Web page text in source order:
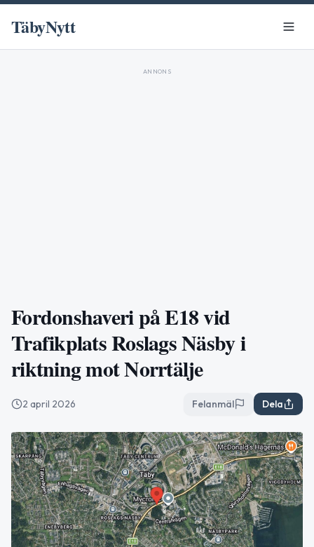
TäbyNytt
ANNONS
Fordonshaveri på E18 vid
Trafikplats Roslags Näsby i
riktning mot Norrtälje
2 april 2026 Felanmäl Dela